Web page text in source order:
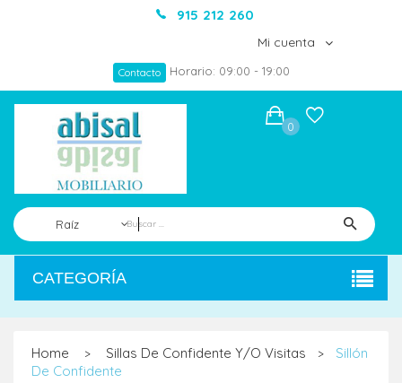
915 212 260
Mi cuenta
Contacto Horario: 09:00 - 19:00
Raíz
0
CATEGORÍA
Home > Sillas De Confidente Y/o Visitas >
Sillón
De Confidente